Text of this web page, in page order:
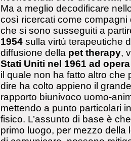
Ma a meglio decodificare
così ricercati come
che si sono susseguiti a
1954 sulla virtù terapeutiche
diffusione della pet therapy,
Stati Uniti nel 1961 ad
il quale non ha fatto altro che
dire ha colto appieno il
rapporto biunivoco uomo-
mettendo a punto particolari
fisico. L’assunto di base è
primo luogo, per mezzo